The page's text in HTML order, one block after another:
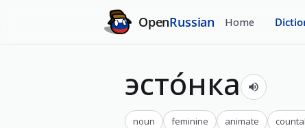
OpenRussian Home
эсто́нка
noun feminine animate